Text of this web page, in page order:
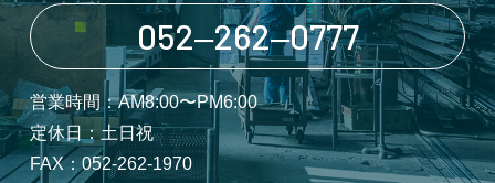
052‒262‒0777
営業時間：AM8:00〜PM6:00
定休日：土日祝
FAX：052-262-1970